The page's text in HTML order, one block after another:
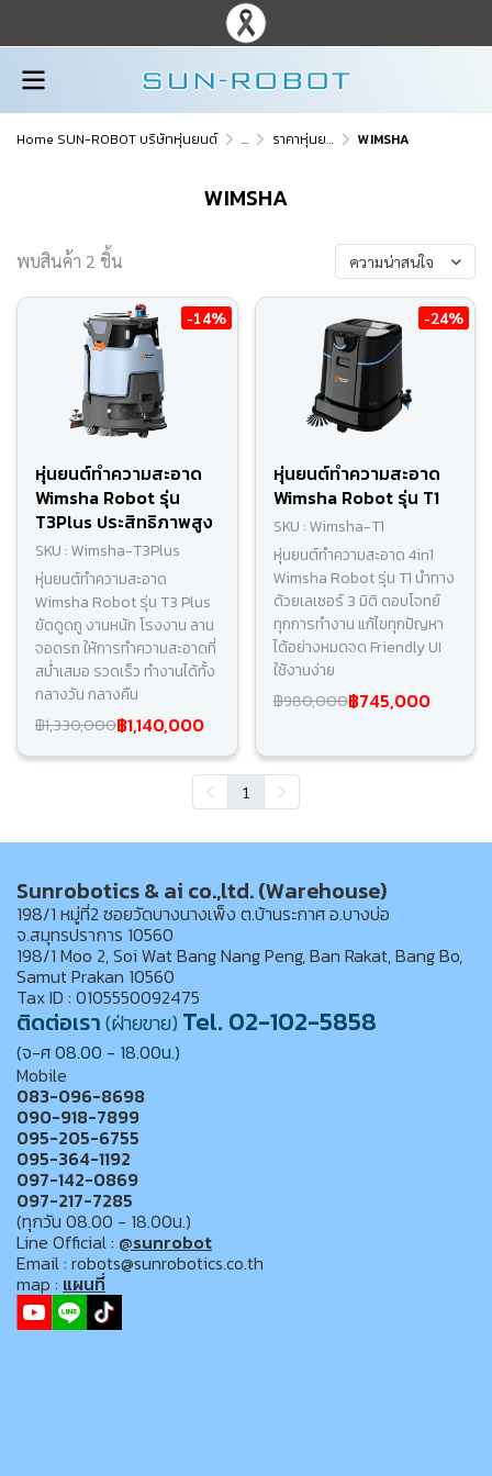
Home SUN-ROBOT บริษัทหุ่นยนต์ ... ราคาหุ่นยนต์ทุกรุ่น WIMSHA
WIMSHA
พบสินค้า 2 ชิ้น ความน่าสนใจ
-14%
หุ่นยนต์ทำความสะอาด
Wimsha Robot รุ่น
T3Plus ประสิทธิภาพสูง
SKU : Wimsha-T3Plus
หุ่นยนต์ทำความสะอาด
Wimsha Robot รุ่น T3 Plus
ขัดดูดถู งานหนัก โรงงาน ลาน
จอดรถ ให้การทำความสะอาดที่
สม่ำเสมอ รวดเร็ว ทำงานได้ทั้ง
กลางวัน กลางคืน
฿1,330,000฿1,140,000
-24%
หุ่นยนต์ทำความสะอาด
Wimsha Robot รุ่น T1
SKU : Wimsha-T1
หุ่นยนต์ทำความสะอาด 4in1
Wimsha Robot รุ่น T1 นำทาง
ด้วยเลเซอร์ 3 มิติ ตอบโจทย์
ทุกการทำงาน แก้ไขทุกปัญหา
ได้อย่างหมดจด Friendly UI
ใช้งานง่าย
฿980,000฿745,000
1
Sunrobotics & ai co.,ltd. (Warehouse)
198/1 หมู่ที่2 ซอยวัดบางนางเพ็ง ต.บ้านระกาศ อ.บางบ่อ
จ.สมุทรปราการ 10560
198/1 Moo 2, Soi Wat Bang Nang Peng, Ban Rakat, Bang Bo,
Samut Prakan 10560
Tax ID : 0105550092475
ติดต่อเรา(ฝ่ายขาย) Tel. 02-102-5858
(จ-ศ 08.00 - 18.00น.)
Mobile
083-096-8698
090-918-7899
095-205-6755
095-364-1192
097-142-0869
097-217-7285
(ทุกวัน 08.00 - 18.00น.)
Line Official : @sunrobot
Email : robots@sunrobotics.co.th
map : แผนที่